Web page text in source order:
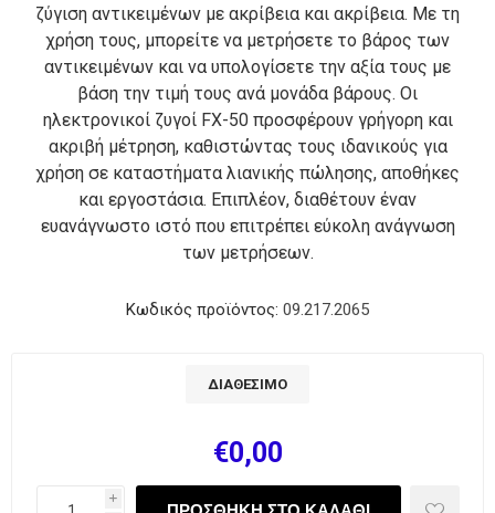
ζύγιση αντικειμένων με ακρίβεια και ακρίβεια. Με τη
χρήση τους, μπορείτε να μετρήσετε το βάρος των
αντικειμένων και να υπολογίσετε την αξία τους με
βάση την τιμή τους ανά μονάδα βάρους. Οι
ηλεκτρονικοί ζυγοί FX-50 προσφέρουν γρήγορη και
ακριβή μέτρηση, καθιστώντας τους ιδανικούς για
χρήση σε καταστήματα λιανικής πώλησης, αποθήκες
και εργοστάσια. Επιπλέον, διαθέτουν έναν
ευανάγνωστο ιστό που επιτρέπει εύκολη ανάγνωση
των μετρήσεων.
Κωδικός προϊόντος: 09.217.2065
ΔΙΑΘΈΣΙΜΟ
€0,00
i